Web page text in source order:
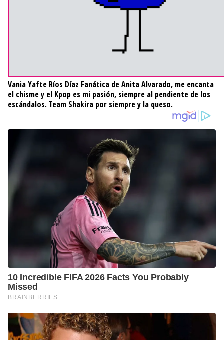
Vania Yafte Ríos Díaz Fanática de Anita Alvarado, me encanta
el chisme y el Kpop es mi pasión, siempre al pendiente de los
escándalos. Team Shakira por siempre y la queso.